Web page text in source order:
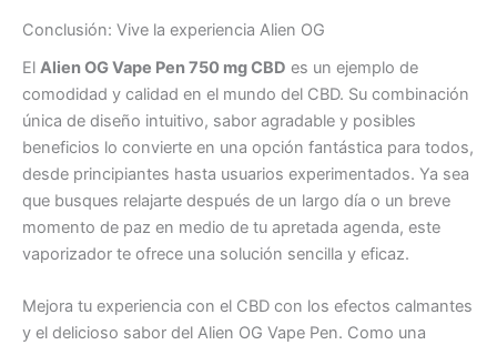
Conclusión: Vive la experiencia Alien OG
El Alien OG Vape Pen 750 mg CBD es un ejemplo de
comodidad y calidad en el mundo del CBD. Su combinación
única de diseño intuitivo, sabor agradable y posibles
beneficios lo convierte en una opción fantástica para todos,
desde principiantes hasta usuarios experimentados. Ya sea
que busques relajarte después de un largo día o un breve
momento de paz en medio de tu apretada agenda, este
vaporizador te ofrece una solución sencilla y eficaz.
Mejora tu experiencia con el CBD con los efectos calmantes
y el delicioso sabor del Alien OG Vape Pen. Como una